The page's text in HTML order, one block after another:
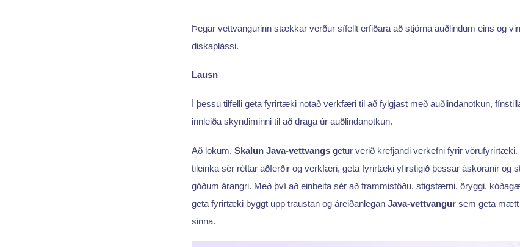
Þegar vettvangurinn stækkar verður sífellt erfiðara að stjórna auðlindum eins og
diskaplássi.
Lausn
Í þessu tilfelli geta fyrirtæki notað verkfæri til að fylgjast með auðlindanotkun,
innleiða skyndiminni til að draga úr auðlindanotkun.
Að lokum, Skalun Java-vettvangsgetur verið krefjandi verkefni fyrir vörufyrirtæki.
tileinka sér réttar aðferðir og verkfæri, geta fyrirtæki yfirstigið þessar áskoranir og
góðum árangri. Með því að einbeita sér að frammistöðu, stigstærni, öryggi,
geta fyrirtæki byggt upp traustan og áreiðanlegan Java-vettvangursem geta mætt
sinna.